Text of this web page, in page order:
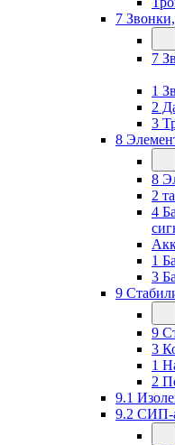
7
7
1
2
3
8
8
2
4
1
3
9
9
3
1
2
9.1
9.2 СИП-